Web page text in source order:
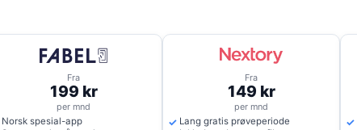
Fra
199 kr
per mnd
Norsk spesial-app
Fra
149 kr
per mnd
Lang gratis prøveperiode